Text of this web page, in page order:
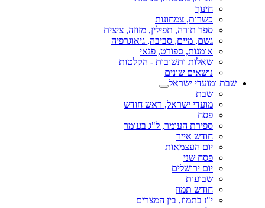
חינוך
כשרות, צמחונות
ספר תורה, תפילין, מזוזה, ציצית
גשם, מיים, סביבה, גיאוגרפיה
אומנות, ספורט, פנאי
שאלות ותשובות - הקלטות
נושאים שונים
שבת ומועדי ישראל
שבת
מועדי ישראל, ראש חודש
פסח
ספירת העומר, ל"ג בעומר
חודש אייר
יום העצמאות
פסח שני
יום ירושלים
שבועות
חודש תמוז
י"ז בתמוז, בין המצרים